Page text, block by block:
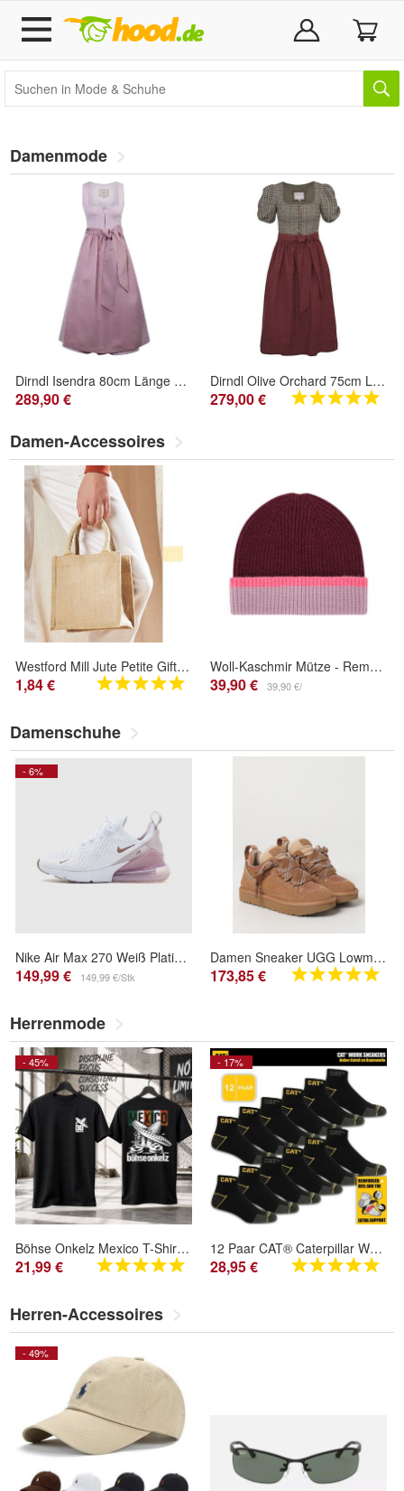
Damenmode
Dirndl Isendra 80cm Länge pale lavender
289,90 €
Dirndl Olive Orchard 75cm Länge
279,00 €
Damen-Accessoires
Westford Mill Jute Petite Gift Bag W411 NEU
1,84 €
Woll-Kaschmir Mütze - Remember
39,90 € 39,90 €/
Damenschuhe
- 6%
Nike Air Max 270 Weiß Platinum Violet Damen AH6789-120
149,99 € 149,99 €/Stk
Damen Sneaker UGG Lowmel Chestnut
173,85 €
Herrenmode
- 45%
Böhse Onkelz Mexico T-Shirt Hoodie Sweatshirt - Herren Damen Fan Geschenk
21,99 €
- 17%
12 Paar CAT® Caterpillar WORK Sneaker SOCKEN ArbeitsSneaker Arbeitssocken Füßlinge
28,95 €
Herren-Accessoires
- 49%